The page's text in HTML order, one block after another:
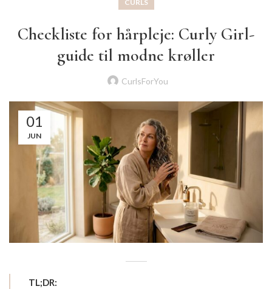
CURLS
Checkliste for hårpleje: Curly Girl-
guide til modne krøller
CurlsForYou
01
JUN
TL;DR: